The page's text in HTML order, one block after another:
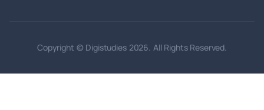
Copyright © Digistudies 2026. All Rights Reserved.